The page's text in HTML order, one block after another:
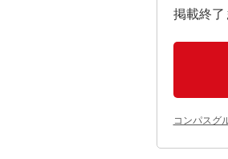
掲載終了
コンパスグ